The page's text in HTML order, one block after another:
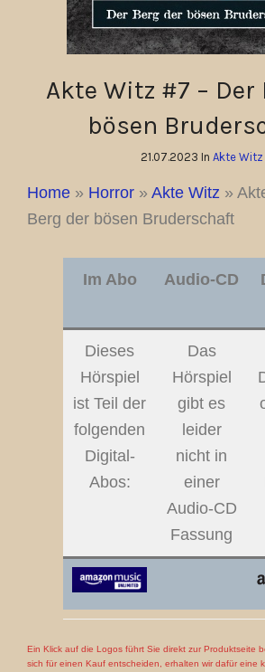
Akte Witz #7 – Der
bösen
21.07.2023 In Akte Witz
Home » Horror » Akte Witz »
Berg der bösen Bruderschaft
Im Abo Audio-CD
Dieses
Hörspiel
ist Teil der
folgenden
Digital-
Abos:
Das
Hörspiel
gibt es
leider
nicht in
einer
Audio-CD
Fassung
Ein Klick auf die Logos führt Sie direkt zur Produktseite
sich für einen Kauf entscheiden, erhalten wir dafür eine